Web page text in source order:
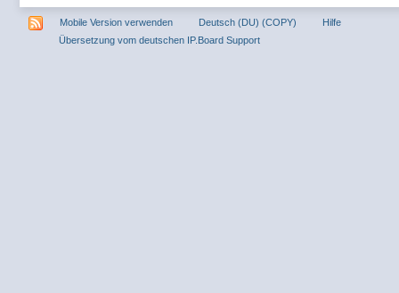
Mobile Version verwenden Deutsch (DU) (COPY)
Hilfe
Übersetzung vom deutschen IP.Board Support